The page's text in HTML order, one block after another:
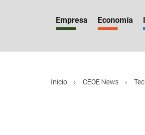
Empresa Economía
Inicio CEOE News